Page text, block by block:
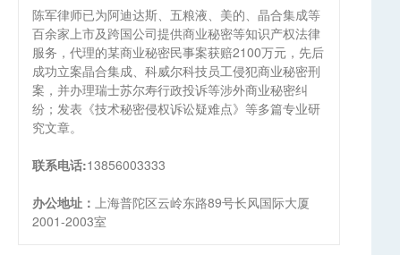
陈军律师已为阿迪达斯、五粮液、美的、晶合集成等
百余家上市及跨国公司提供商业秘密等知识产权法律
服务，代理的某商业秘密民事案获赔2100万元，先后
成功立案晶合集成、科威尔科技员工侵犯商业秘密刑
案，并办理瑞士苏尔寿行政投诉等涉外商业秘密纠
纷；发表《技术秘密侵权诉讼疑难点》等多篇专业研
究文章。
联系电话:13856003333
办公地址： 上海普陀区云岭东路89号长风国际大厦
2001-2003室